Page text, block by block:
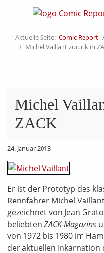
Aktuelle Seite: Comic Report
Michel Vaillant zurück in
Michel
ZACK
24. Januar 2013
Er ist der Prototyp des
Rennfahrer Michel
gezeichnet von Jean
beliebten ZACK-Magazins
von 1972 bis 1980 im
der aktuellen Inkarnation